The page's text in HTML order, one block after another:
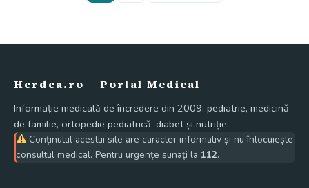
Herdea.ro – Portal Medical
Informație medicală de încredere din 2009: pediatrie, medicină
de familie, ortopedie pediatrică, diabet și nutriție.
Conținutul acestui site are caracter informativ și nu înlocuiește
consultul medical. Pentru urgențe sunați la 112.